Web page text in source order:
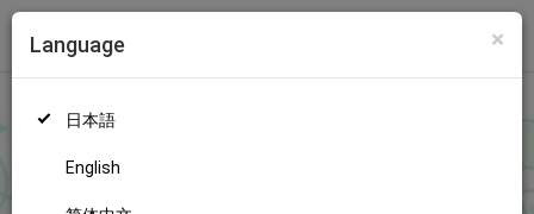
トップ
×
Language
日本語
English
ファンが応援しています。